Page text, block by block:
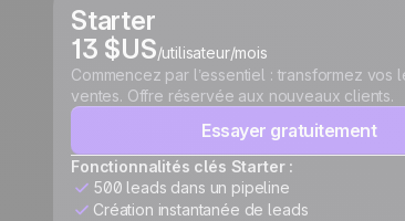
Starter
13 $US/utilisateur/mois
Commencez par l’essentiel : transformez vos
ventes. Offre réservée aux nouveaux clients.
Essayer gratuitement
Fonctionnalités clés Starter :
500 leads dans un pipeline
Création instantanée de leads